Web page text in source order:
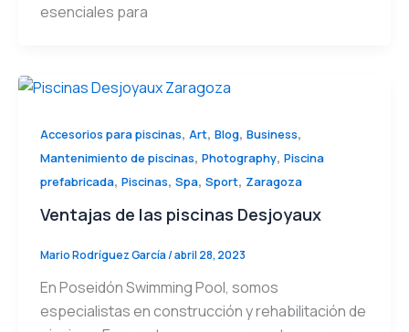
esenciales para
Accesorios para piscinas, Art, Blog, Business,
Mantenimiento de piscinas, Photography, Piscina
prefabricada, Piscinas, Spa, Sport, Zaragoza
Ventajas de las piscinas Desjoyaux
Mario Rodríguez García/abril 28, 2023
En Poseidón Swimming Pool, somos
especialistas en construcción y rehabilitación de